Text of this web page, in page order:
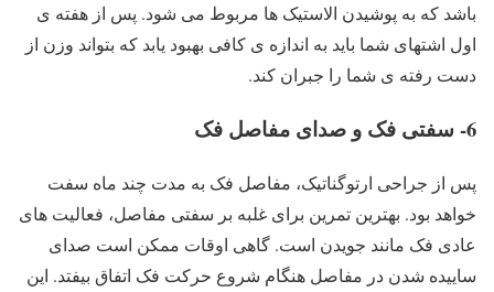
باشد که به پوشیدن الاستیک ها مربوط می شود. پس از هفته ی
اول اشتهای شما باید به اندازه ی کافی بهبود یابد که بتواند وزن از
دست رفته ی شما را جبران کند.
6- سفتی فک و صدای مفاصل فک
پس از جراحی ارتوگناتیک، مفاصل فک به مدت چند ماه سفت
خواهد بود. بهترین تمرین برای غلبه بر سفتی مفاصل، فعالیت های
عادی فک مانند جویدن است. گاهی اوقات ممکن است صدای
ساییده شدن در مفاصل هنگام شروع حرکت فک اتفاق بیفتد. این